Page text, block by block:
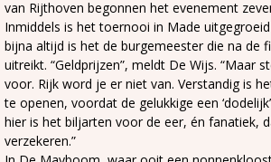
van Rijthoven begonnen het evenement
Inmiddels is het toernooi in Made
bijna altijd is het de burgemeester die na de
uitreikt. “Geldprijzen”, meldt De Wijs. “Maar
voor. Rijk word je er niet van. Verstandig is
te openen, voordat de gelukkige een
hier is het biljarten voor de eer, én fanatiek,
verzekeren.”